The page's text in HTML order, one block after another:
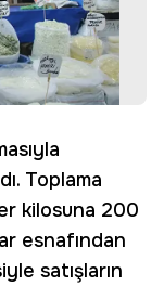
Toplama
kilosuna 200
esnafından
satışların